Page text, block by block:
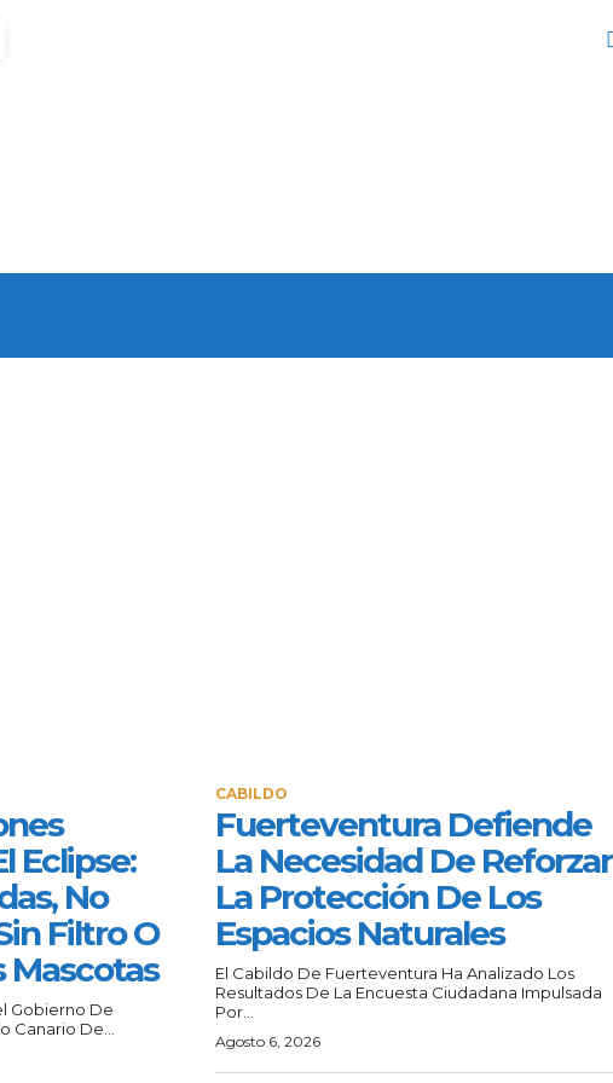
Eclipse:
No
Filtro O
Mascotas
Gobierno De
Canario De...
CABILDO
Fuerteventura Defiende
La Necesidad De Reforzar
La Protección De Los
Espacios Naturales
El Cabildo De Fuerteventura Ha Analizado Los
Resultados De La Encuesta Ciudadana Impulsada
Por...
Agosto 6, 2026